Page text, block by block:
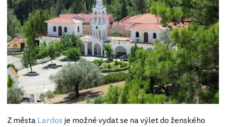
Z městaLardosje možné vydat se na výlet do ženského